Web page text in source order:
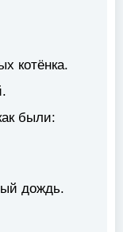
котёнка.
были:
дождь.